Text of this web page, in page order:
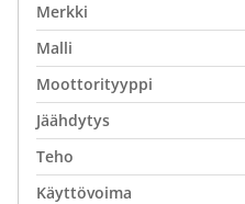
Merkki
Malli
Moottorityyppi
Jäähdytys
Teho
Käyttövoima